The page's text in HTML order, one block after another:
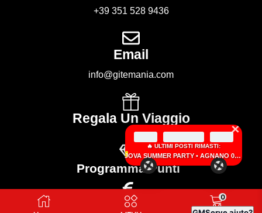
0
+39 351 528 9436
Email
info@gitemania.com
Regala Un Viaggio
Programma Punti
Guadagna Con Noi
×
🔥 ULTIMI POSTI RIMASTI:
JOVA SUMMER PARTY • AGNANO 05 SETTEMBRE 2026